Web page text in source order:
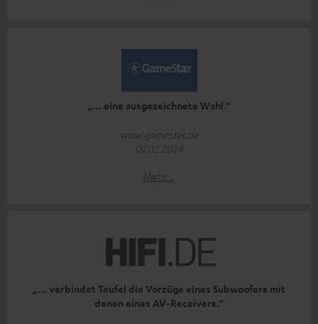
„… eine ausgezeichnete Wahl.“
www.gamestar.de
07.02.2024
Mehr...
„… verbindet Teufel die Vorzüge eines Subwoofers mit
denen eines AV-Receivers.“